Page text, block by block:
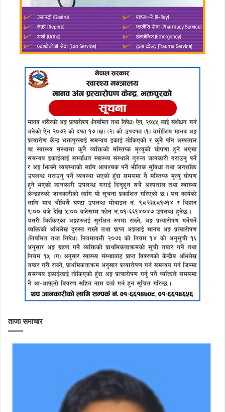
ताजा समाचार